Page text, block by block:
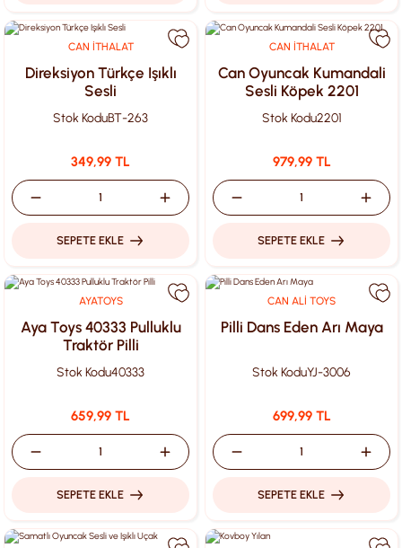
CAN İTHALAT
Direksiyon Türkçe Işıklı
Sesli
Stok KoduBT-263
349,99 TL
SEPETE EKLE
CAN İTHALAT
Can Oyuncak Kumandali
Sesli Köpek 2201
Stok Kodu2201
979,99 TL
SEPETE EKLE
AYATOYS
Aya Toys 40333 Pulluklu
Traktör Pilli
Stok Kodu40333
659,99 TL
SEPETE EKLE
CAN ALİ TOYS
Pilli Dans Eden Arı Maya
Stok KoduYJ-3006
699,99 TL
SEPETE EKLE